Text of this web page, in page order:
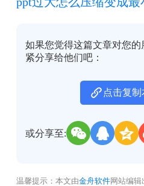
如果您觉得这篇文章对您
紧分享给他们吧：
点击复
或分享至:
温馨提示：本文由金舟软件网站编辑